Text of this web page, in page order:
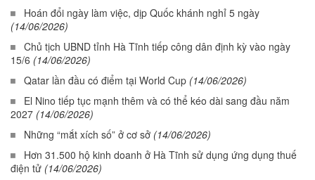
Hoán đổi ngày làm việc, dịp Quốc khánh nghỉ 5 ngày
(14/06/2026)
Chủ tịch UBND tỉnh Hà Tĩnh tiếp công dân định kỳ vào ngày
15/6 (14/06/2026)
Qatar lần đầu có điểm tại World Cup (14/06/2026)
El Nino tiếp tục mạnh thêm và có thể kéo dài sang đầu năm
2027 (14/06/2026)
Những “mắt xích số” ở cơ sở (14/06/2026)
Hơn 31.500 hộ kinh doanh ở Hà Tĩnh sử dụng ứng dụng thuế
điện tử (14/06/2026)